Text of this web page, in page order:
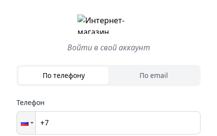
Войти в свой аккаунт
По телефону По email
Телефон